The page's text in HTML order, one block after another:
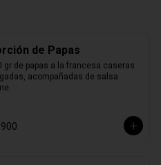
de Papas
gr de papas a la francesa caseras
acompañadas de salsa